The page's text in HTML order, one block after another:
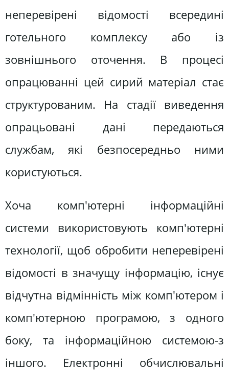
неперевірені відомості всередині
готельного комплексу або із
зовнішнього оточення. В процесі
опрацюванні цей сирий матеріал стає
структурованим. На стадії виведення
опрацьовані дані передаються
службам, які безпосередньо ними
користуються.
Хоча комп'ютерні інформаційні
системи використовують комп'ютерні
технології, щоб обробити неперевірені
відомості в значущу інформацію, існує
відчутна відмінність між комп'ютером і
комп'ютерною програмою, з одного
боку, та інформаційною системою-з
іншого. Електронні обчислювальні